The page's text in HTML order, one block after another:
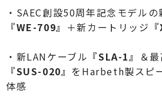
・SAEC創設50周年記念モデル
『WE-709』 ＋新カートリッジ
・新LANケーブル 『SLA-1』
＆
『SUS-020』 をHarbeth製スピ
体感